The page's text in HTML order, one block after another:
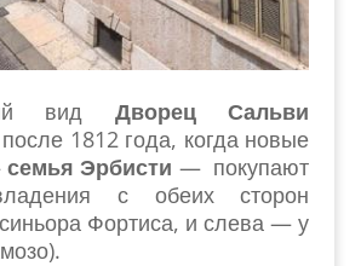
вид Дворец Сальви
1812 года, когда новые
семья Эрбисти — покупают
с обеих сторон
Фортиса, и слева — у